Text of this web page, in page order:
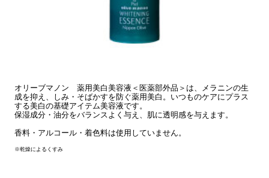
オリーブマノン 薬用美白美容液＜医薬部外品＞は、メラニンの生
成を抑え、しみ・そばかすを防ぐ薬用美白。いつものケアにプラス
する美白の基礎アイテム美容液です。
保湿成分・油分をバランスよく与え、肌に透明感を与えます。
香料・アルコール・着色料は使用していません。
※乾燥によるくすみ